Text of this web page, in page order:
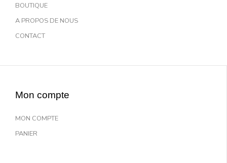
BOUTIQUE
A PROPOS DE NOUS
CONTACT
Mon compte
MON COMPTE
PANIER